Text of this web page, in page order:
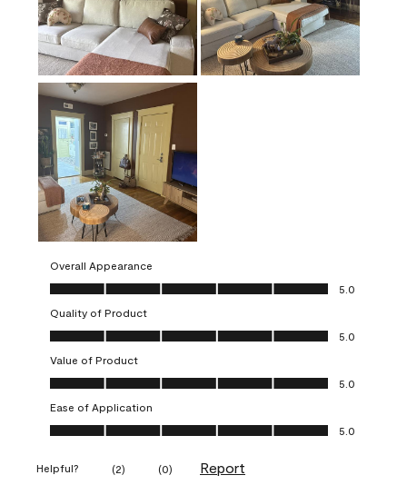
Overall Appearance
Overall Appearance, 5.0 out of 5
5.0
Quality of Product
Quality of Product, 5.0 out of 5
5.0
Value of Product
Value of Product, 5.0 out of 5
5.0
Ease of Application
Ease of Application, 5.0 out of 5
5.0
Helpful? (2) (0) Report